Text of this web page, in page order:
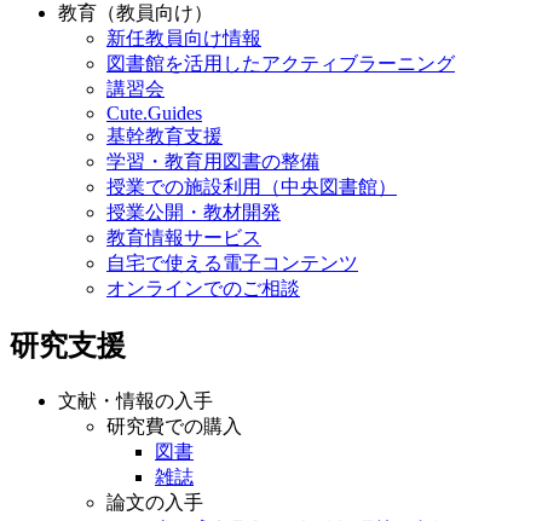
教育（教員向け）
新任教員向け情報
図書館を活用したアクティブラーニング
講習会
Cute.Guides
基幹教育支援
学習・教育用図書の整備
授業での施設利用（中央図書館）
授業公開・教材開発
教育情報サービス
自宅で使える電子コンテンツ
オンラインでのご相談
研究支援
文献・情報の入手
研究費での購入
図書
雑誌
論文の入手